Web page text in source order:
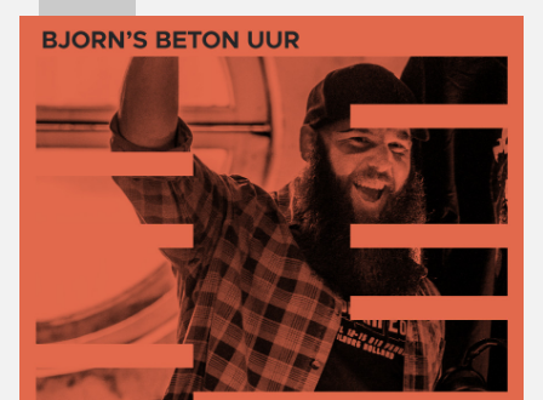
WE EEN TOFFE BAND UIT OM BIJ ONS IN DE
HUISKAMER LANGS TE KOMEN EN ONZE STAGE EN
MICROFOONS ONVEILIG TE MAKEN. IS ER NOU EEN
KEERTJE GEEN BAND? DAN LATEN WEN ONZE
EIGENZINNIGE KEUZES GELDEN VOOR DE PLAYLIST!